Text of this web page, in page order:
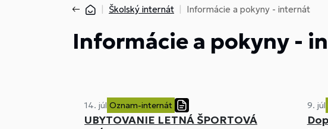
Školský internát Informácie a pokyny - internát
Informácie a pokyny -
14. júl Oznam-internát
UBYTOVANIE LETNÁ ŠPORTOVÁ
9. júl